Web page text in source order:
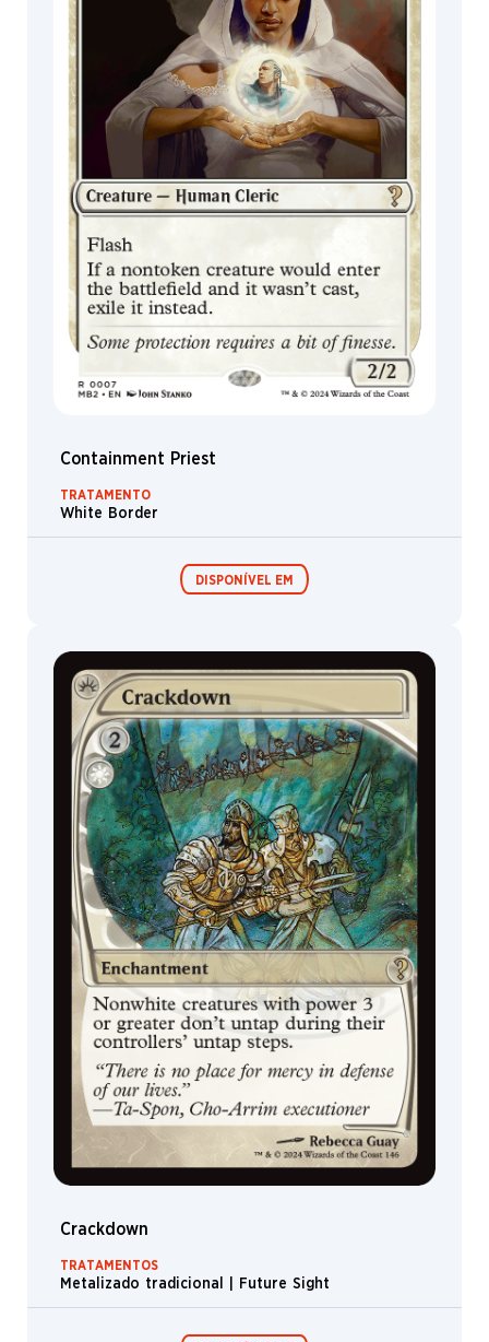
MagicCon
Containment Priest
TRATAMENTO
White Border
DISPONÍVEL EM
MagicCon
Festival in a
Crackdown
TRATAMENTOS
Metalizado tradicional | Future Sight